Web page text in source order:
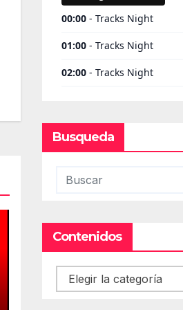
Busqueda
Contenidos
Contenidos